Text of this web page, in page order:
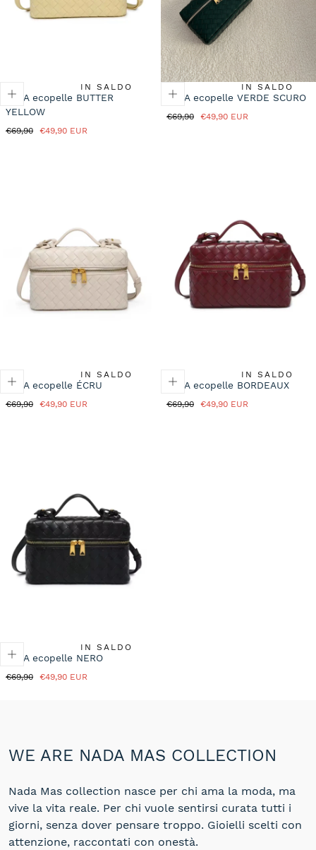
I
N
IN SALDO
KYLA ecopelle BUTTER
YELLOW
Prezzo
€69,90
Prezzo
€49,90 EUR
IN SALDO
KYLA ecopelle VERDE SCURO
Prezzo
€69,90
Prezzo
€49,90 EUR
IN SALDO
KYLA ecopelle ÉCRU
Prezzo
€69,90
Prezzo
€49,90 EUR
IN SALDO
KYLA ecopelle BORDEAUX
Prezzo
€69,90
Prezzo
€49,90 EUR
IN SALDO
KYLA ecopelle NERO
Prezzo
€69,90
Prezzo
€49,90 EUR
WE ARE NADA MAS COLLECTION
Nada Mas collection nasce per chi ama la moda, ma
vive la vita reale. Per chi vuole sentirsi curata tutti i
giorni, senza dover pensare troppo. Gioielli scelti con
attenzione, raccontati con onestà.